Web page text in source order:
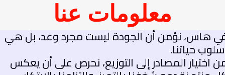
معلومات عنا
هاس، نؤمن أن الجودة ليست مجرد وعد، بل هي
حياتنا.
المصادر إلى التوزيع، نحرص على أن يعكس